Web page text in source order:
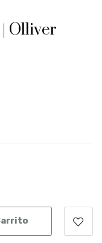
Olliver